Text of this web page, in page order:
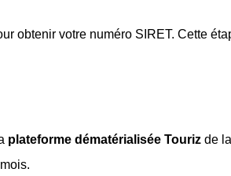
obtenir votre numéro SIRET. Cette
plateforme dématérialisée Touriz de